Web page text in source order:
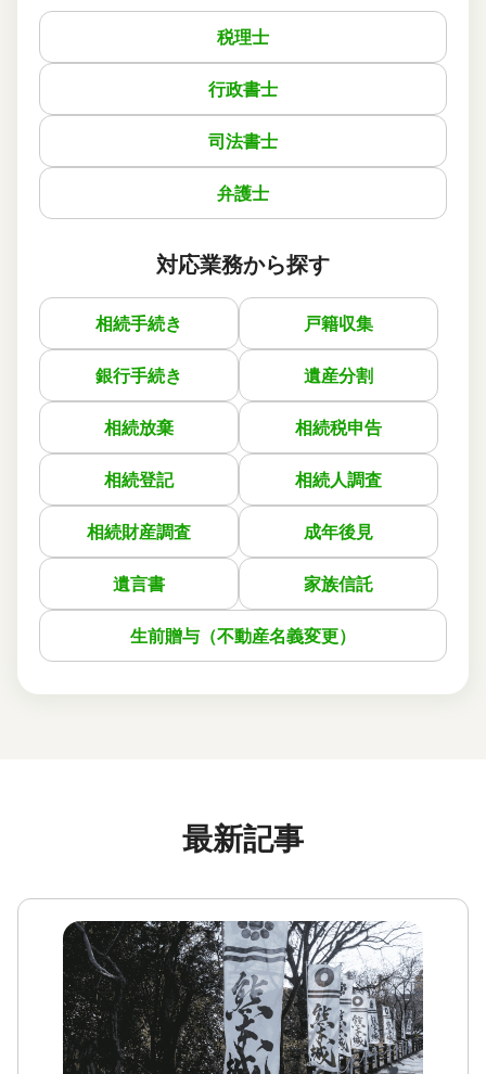
50代 男性(東京都)
備後町士総合事務所
説明のわかりやすさ
依頼金額 8万円
ご利用時期 2026/03/08
依頼に至った経緯
亡くなった父の相続について相談させて頂いて、不動産の
相続登記をお願いしました。
メールで手続きに必要な書類を教えて頂いて、見積金額も
他の司法書士よりも安くて良かったです。
実際に依頼した感想
説明が分かりやすく、質問にもスピーディーに返信して頂
いて助かりました。
この口コミの事務所詳細をみる
税理士
行政書士
司法書士
弁護士
対応業務から探す
相続手続き 戸籍収集
銀行手続き 遺産分割
相続放棄 相続税申告
相続登記 相続人調査
相続財産調査 成年後見
遺言書 家族信託
生前贈与（不動産名義変更）
最新記事